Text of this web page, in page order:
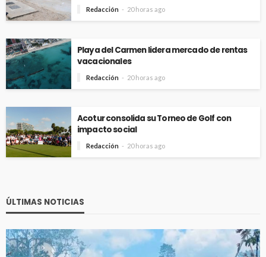
Redacción 20 horas ago
Playa del Carmen lidera mercado de rentas
vacacionales
Redacción 20 horas ago
Acotur consolida su Torneo de Golf con
impacto social
Redacción 20 horas ago
ÚLTIMAS NOTICIAS